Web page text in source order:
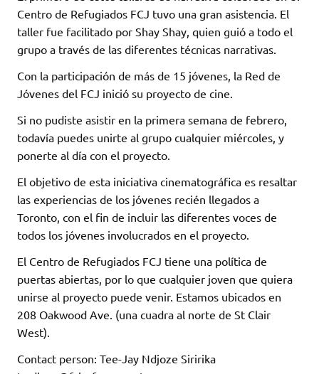
Centro de Refugiados FCJ tuvo una gran asistencia. El
taller fue facilitado por Shay Shay, quien guió a todo el
grupo a través de las diferentes técnicas narrativas.
Con la participación de más de 15 jóvenes, la Red de
Jóvenes del FCJ inició su proyecto de cine.
Si no pudiste asistir en la primera semana de febrero,
todavía puedes unirte al grupo cualquier miércoles, y
ponerte al día con el proyecto.
El objetivo de esta iniciativa cinematográfica es resaltar
las experiencias de los jóvenes recién llegados a
Toronto, con el fin de incluir las diferentes voces de
todos los jóvenes involucrados en el proyecto.
El Centro de Refugiados FCJ tiene una política de
puertas abiertas, por lo que cualquier joven que quiera
unirse al proyecto puede venir. Estamos ubicados en
208 Oakwood Ave. (una cuadra al norte de St Clair
West).
Contact person: Tee-Jay Ndjoze Siririka